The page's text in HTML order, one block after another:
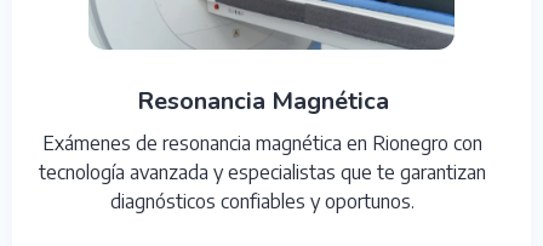
Resonancia Magnética
Exámenes de resonancia magnética en Rionegro con
tecnología avanzada y especialistas que te garantizan
diagnósticos confiables y oportunos.